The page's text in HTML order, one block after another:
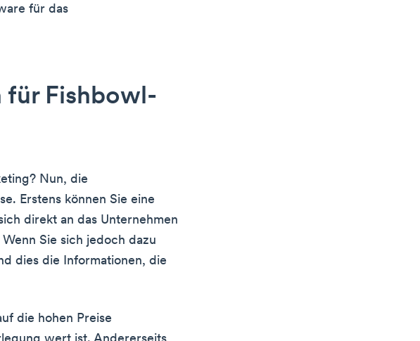
für das
für Fishbowl-
Nun, die
Erstens können Sie eine
direkt an das Unternehmen
Sie sich jedoch dazu
dies die Informationen, die
die hohen Preise